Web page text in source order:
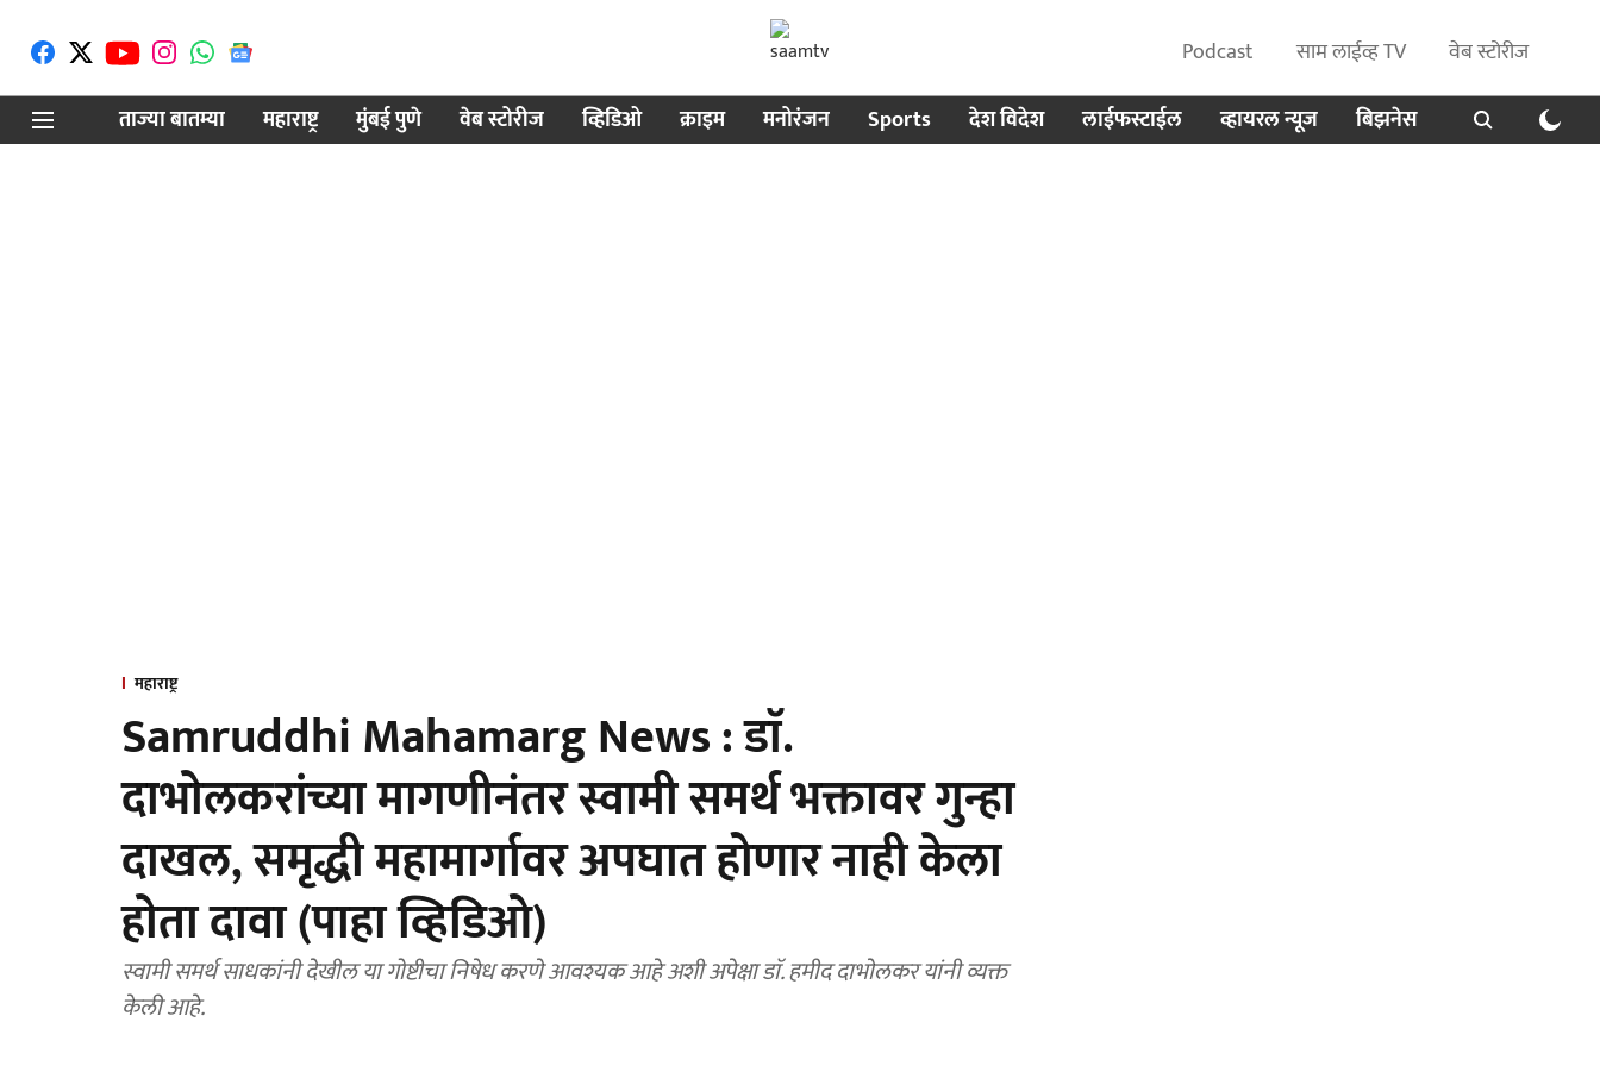
Podcast साम लाईव्ह TV
वेब स्टोरीज
ताज्या बातम्या
महाराष्ट्र मुंबई पुणे वेब स्टोरीज व्हिडिओ क्राइम मनोरंजन Sports देश विदेश लाईफस्टाईल व्हायरल न्यूज बिझनेस
महाराष्ट्र
Samruddhi Mahamarg News : डाॅ.
दाभाेलकरांच्या मागणीनंतर स्वामी समर्थ भक्तावर गुन्हा
दाखल, समृद्धी महामार्गावर अपघात होणार नाही केला
हाेता दावा (पाहा व्हिडिओ)
स्वामी समर्थ साधकांनी देखील या गोष्टीचा निषेध करणे आवश्यक आहे अशी अपेक्षा डाॅ. हमीद दाभाेलकर यांनी व्यक्त
केली आहे.